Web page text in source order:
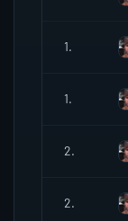
1.
1.
2.
2.